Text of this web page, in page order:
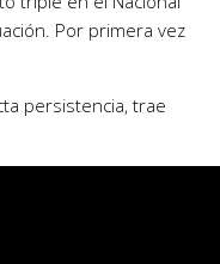
Por primera vez
persistencia, trae